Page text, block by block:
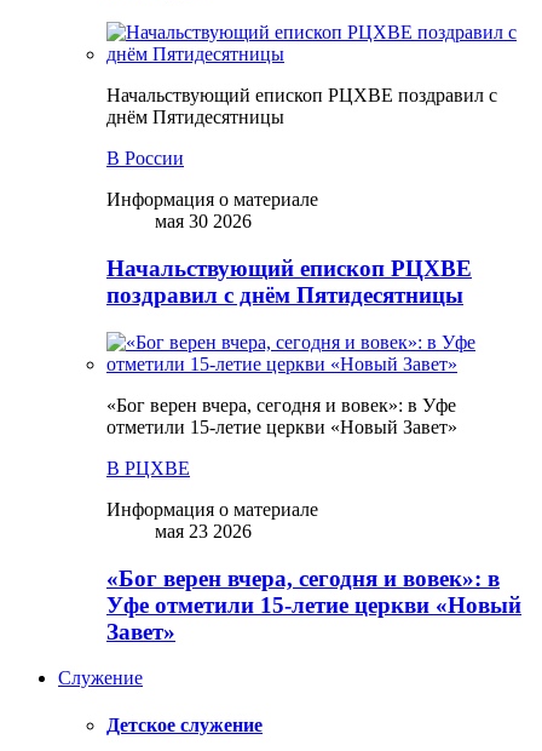
Начальствующий епископ РЦХВЕ поздравил с
днём Пятидесятницы
В России
Информация о материале
мая 30 2026
Начальствующий епископ РЦХВЕ
поздравил с днём Пятидесятницы
«Бог верен вчера, сегодня и вовек»: в Уфе
отметили 15-летие церкви «Новый Завет»
В РЦХВЕ
Информация о материале
мая 23 2026
«Бог верен вчера, сегодня и вовек»: в
Уфе отметили 15-летие церкви «Новый
Завет»
Служение
Детское служение